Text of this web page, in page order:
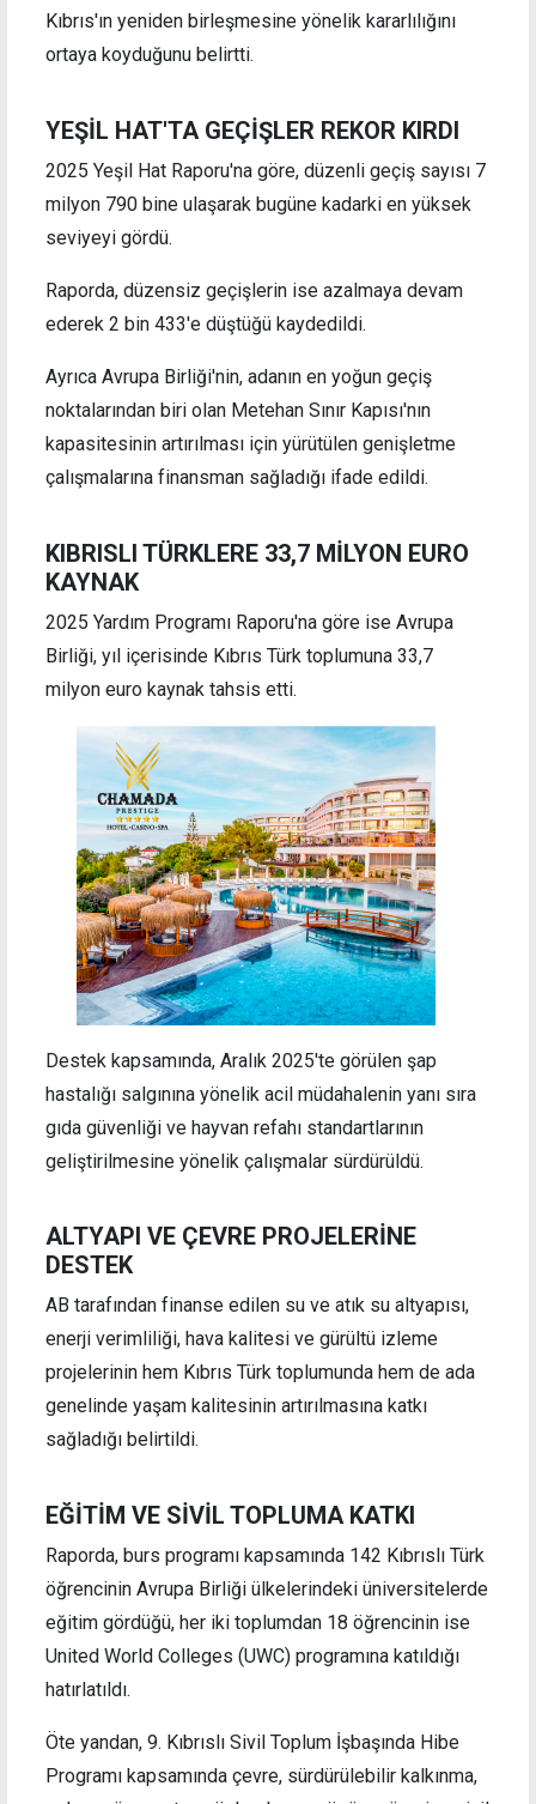
Kıbrıs'ın yeniden birleşmesine yönelik kararlılığını
ortaya koyduğunu belirtti.
YEŞİL HAT'TA GEÇİŞLER REKOR KIRDI
2025 Yeşil Hat Raporu'na göre, düzenli geçiş sayısı 7
milyon 790 bine ulaşarak bugüne kadarki en yüksek
seviyeyi gördü.
Raporda, düzensiz geçişlerin ise azalmaya devam
ederek 2 bin 433'e düştüğü kaydedildi.
Ayrıca Avrupa Birliği'nin, adanın en yoğun geçiş
noktalarından biri olan Metehan Sınır Kapısı'nın
kapasitesinin artırılması için yürütülen genişletme
çalışmalarına finansman sağladığı ifade edildi.
KIBRISLI TÜRKLERE 33,7 MİLYON EURO
KAYNAK
2025 Yardım Programı Raporu'na göre ise Avrupa
Birliği, yıl içerisinde Kıbrıs Türk toplumuna 33,7
milyon euro kaynak tahsis etti.
Destek kapsamında, Aralık 2025'te görülen şap
hastalığı salgınına yönelik acil müdahalenin yanı sıra
gıda güvenliği ve hayvan refahı standartlarının
geliştirilmesine yönelik çalışmalar sürdürüldü.
ALTYAPI VE ÇEVRE PROJELERİNE
DESTEK
AB tarafından finanse edilen su ve atık su altyapısı,
enerji verimliliği, hava kalitesi ve gürültü izleme
projelerinin hem Kıbrıs Türk toplumunda hem de ada
genelinde yaşam kalitesinin artırılmasına katkı
sağladığı belirtildi.
EĞİTİM VE SİVİL TOPLUMA KATKI
Raporda, burs programı kapsamında 142 Kıbrıslı Türk
öğrencinin Avrupa Birliği ülkelerindeki üniversitelerde
eğitim gördüğü, her iki toplumdan 18 öğrencinin ise
United World Colleges (UWC) programına katıldığı
hatırlatıldı.
Öte yandan, 9. Kıbrıslı Sivil Toplum İşbaşında Hibe
Programı kapsamında çevre, sürdürülebilir kalkınma,